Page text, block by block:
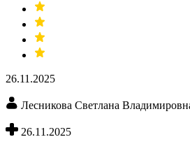
26.11.2025
Лесникова Светлана
26.11.2025